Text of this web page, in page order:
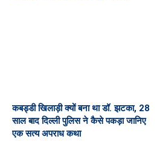
कबड्डी खिलाड़ी क्यों बना था डॉ. झटका, 28
साल बाद दिल्ली पुलिस ने कैसे पकड़ा जानिए
एक सत्य अपराध कथा